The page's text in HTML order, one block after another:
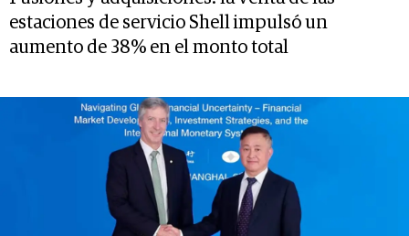
estaciones de servicio Shell impulsó un
aumento de 38% en el monto total